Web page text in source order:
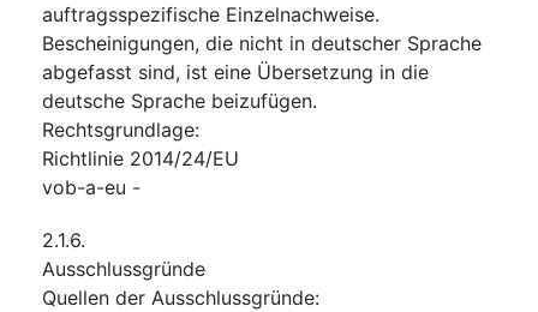
auftragsspezifische Einzelnachweise.
Bescheinigungen, die nicht in deutscher Sprache
abgefasst sind, ist eine Übersetzung in die
deutsche Sprache beizufügen.
Rechtsgrundlage:
Richtlinie 2014/24/EU
vob-a-eu -
2.1.6.
Ausschlussgründe
Quellen der Ausschlussgründe: